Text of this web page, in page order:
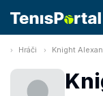
Hráči Knight